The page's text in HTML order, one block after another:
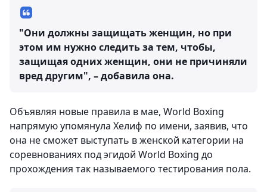
"Они должны защищать женщин, но при
этом им нужно следить за тем, чтобы,
защищая одних женщин, они не причиняли
вред другим", – добавила она.
Объявляя новые правила в мае, World Boxing
напрямую упомянула Хелиф по имени, заявив, что
она не сможет выступать в женской категории на
соревнованиях под эгидой World Boxing до
прохождения так называемого тестирования пола.